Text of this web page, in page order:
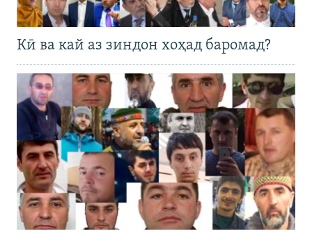
Кӣ ва кай аз зиндон хоҳад баромад?